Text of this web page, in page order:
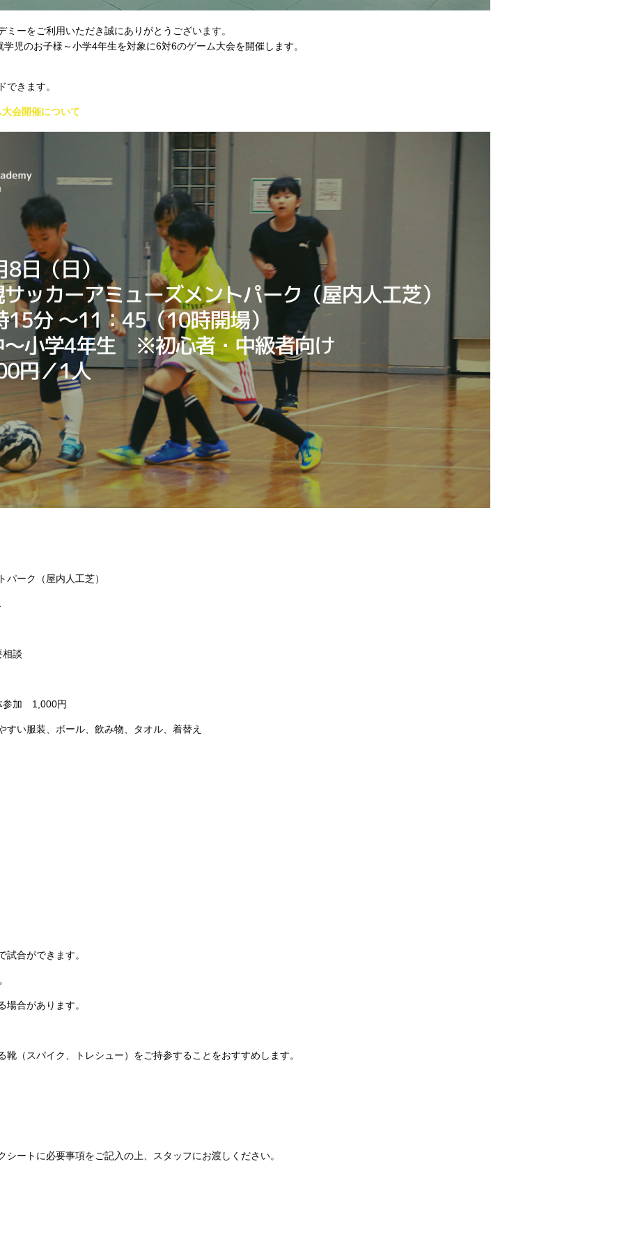
ーをご利用いただき誠にありがとうございます。
児のお子様～小学4年生を対象に6対6のゲーム大会を開催します。
きます。
会開催について
ーク（屋内人工芝）
談
加 1,000円
い服装、ボール、飲み物、タオル、着替え
合ができます。
合があります。
（スパイク、トレシュー）をご持参することをおすすめします。
ートに必要事項をご記入の上、スタッフにお渡しください。